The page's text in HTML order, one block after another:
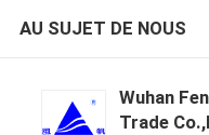
AU SUJET DE NOUS
Wuhan
Trade